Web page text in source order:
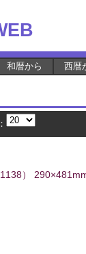
和暦から 西暦
1138）